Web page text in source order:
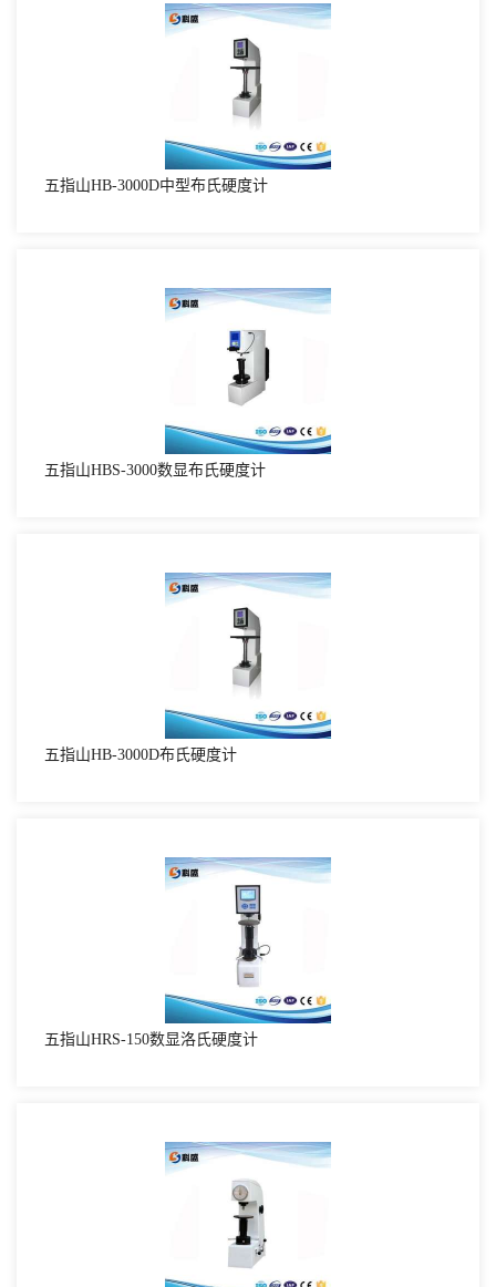
五指山HB-3000D中型布氏硬度计
五指山HBS-3000数显布氏硬度计
五指山HB-3000D布氏硬度计
五指山HRS-150数显洛氏硬度计